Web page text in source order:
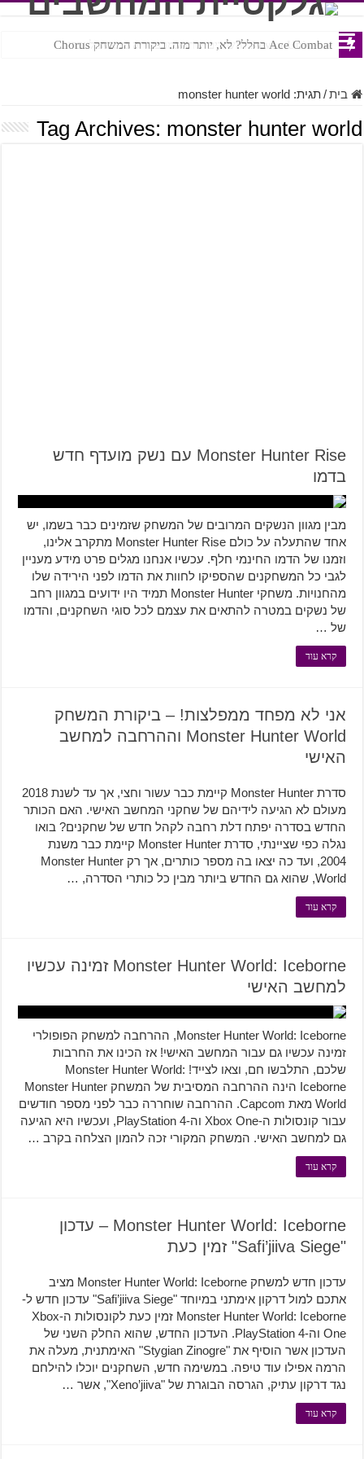
Ace Combat בחלל? לא, יותר מזה. ביקורת המשחק Chorus
Steven Universe והשירים שתורגמו בצורה נוראית לעברית
בית/תגית:monster hunter world
Tag Archives: monster hunter world
Monster Hunter Rise עם נשק מועדף חדש
בדמו
מבין מגוון הנשקים המרובים של המשחק שזמינים כבר בשמו, יש
אחד שהתעלה על כולם Monster Hunter Rise מתקרב אלינו,
וזמנו של הדמו החינמי חלף. עכשיו אנחנו מגלים פרט מידע מעניין
לגבי כל המשחקנים שהספיקו לחוות את הדמו לפני הירידה שלו
מהחנויות. משחקי Monster Hunter תמיד היו ידועים במגוון רחב
של נשקים במטרה להתאים את עצמם לכל סוגי השחקנים, והדמו
של …
קרא עוד
אני לא מפחד ממפלצות! – ביקורת המשחק
Monster Hunter World וההרחבה למחשב
האישי
סדרת Monster Hunter קיימת כבר עשור וחצי, אך עד לשנת 2018
מעולם לא הגיעה לידיהם של שחקני המחשב האישי. האם הכותר
החדש בסדרה יפתח דלת רחבה לקהל חדש של שחקנים? בואו
נגלה כפי שציינתי, סדרת Monster Hunter קיימת כבר משנת
2004, ועד כה יצאו בה מספר כותרים, אך רק Monster Hunter
World, שהוא גם החדש ביותר מבין כל כותרי הסדרה, …
קרא עוד
Monster Hunter World: Iceborne זמינה עכשיו
למחשב האישי
Monster Hunter World: Iceborne, ההרחבה למשחק הפופולרי
זמינה עכשיו גם עבור המחשב האישי! אז הכינו את החרבות
שלכם, התלבשו חם, וצאו לצייד! Monster Hunter World:
Iceborne הינה ההרחבה המסיבית של המשחק Monster Hunter
World מאת Capcom. ההרחבה שוחררה כבר לפני מספר חודשים
עבור קונסולות ה-Xbox One וה-PlayStation 4, ועכשיו היא הגיעה
גם למחשב האישי. המשחק המקורי זכה להמון הצלחה בקרב …
קרא עוד
Monster Hunter World: Iceborne – עדכון
"Safi’jiiva Siege" זמין כעת
עדכון חדש למשחק Monster Hunter World: Iceborne מציב
אתכם למול דרקון אימתני במיוחד "Safi’jiiva Siege" עדכון חדש ל-
Monster Hunter World: Iceborne זמין כעת לקונסולות ה-Xbox
One וה-PlayStation 4. העדכון החדש, שהוא החלק השני של
העדכון אשר הוסיף את "Stygian Zinogre" האימתנית, מעלה את
הרמה אפילו עוד טיפה. במשימה חדש, השחקנים יוכלו להילחם
נגד דרקון עתיק, הגרסה הבוגרת של "Xeno’jiiva", אשר …
קרא עוד